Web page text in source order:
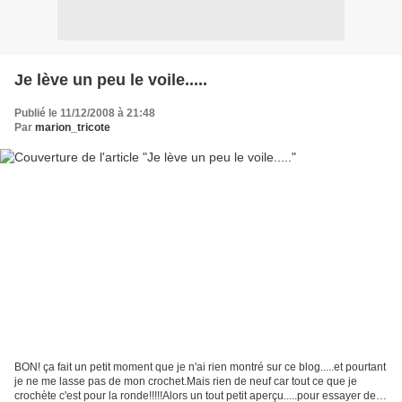
Je lève un peu le voile.....
Publié le 11/12/2008 à 21:48
Par marion_tricote
BON! ça fait un petit moment que je n'ai rien montré sur ce blog.....et pourtant
je ne me lasse pas de mon crochet.Mais rien de neuf car tout ce que je
crochète c'est pour la ronde!!!!!Alors un tout petit aperçu.....pour essayer de